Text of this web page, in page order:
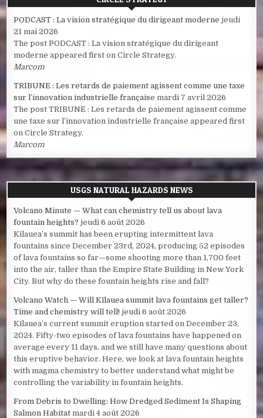
PODCAST : La vision stratégique du dirigeant moderne jeudi
21 mai 2026
The post PODCAST : La vision stratégique du dirigeant
moderne appeared first on Circle Strategy.
Marcom
TRIBUNE : Les retards de paiement agissent comme une taxe
sur l’innovation industrielle française mardi 7 avril 2026
The post TRIBUNE : Les retards de paiement agissent comme
une taxe sur l’innovation industrielle française appeared first
on Circle Strategy.
Marcom
USGS NATURAL HAZARDS NEWS
Volcano Minute — What can chemistry tell us about lava
fountain heights? jeudi 6 août 2026
Kīlauea’s summit has been erupting intermittent lava
fountains since December 23rd, 2024, producing 52 episodes
of lava fountains so far—some shooting more than 1,700 feet
into the air, taller than the Empire State Building in New York
City. But why do these fountain heights rise and fall?
Volcano Watch — Will Kīlauea summit lava fountains get taller?
Time and chemistry will tell! jeudi 6 août 2026
Kīlauea’s current summit eruption started on December 23,
2024. Fifty-two episodes of lava fountains have happened on
average every 11 days, and we still have many questions about
this eruptive behavior. Here, we look at lava fountain heights
with magma chemistry to better understand what might be
controlling the variability in fountain heights.
From Debris to Dwelling: How Dredged Sediment Is Shaping
Salmon Habitat mardi 4 août 2026